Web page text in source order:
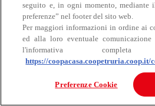
Bovino
seguito e, in ogni momento,
preferenze” nel footer del sito web.
Per maggiori informazioni in ordine ai
ed alla loro eventuale comunicazione
l'informativa
https://coopacasa.coopetruria.coop.it/
Preferenze Cookie